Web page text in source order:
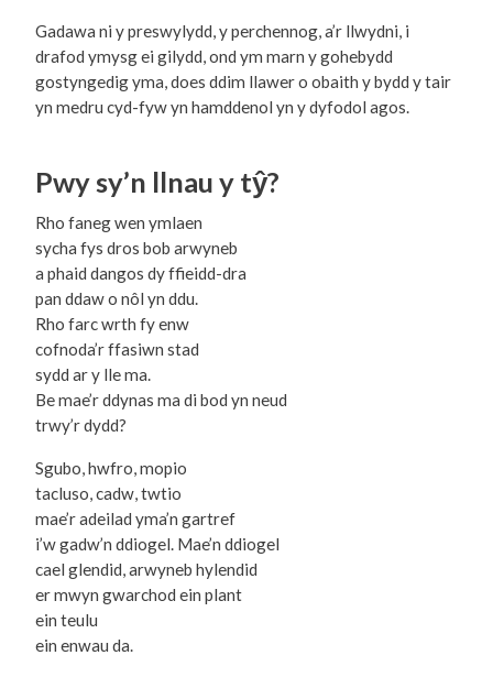
Gadawa ni y preswylydd, y perchennog, a’r llwydni, i
drafod ymysg ei gilydd, ond ym marn y gohebydd
gostyngedig yma, does ddim llawer o obaith y bydd y tair
yn medru cyd-fyw yn hamddenol yn y dyfodol agos.
Pwy sy’n llnau y tŷ?
Rho faneg wen ymlaen
sycha fys dros bob arwyneb
a phaid dangos dy ffieidd-dra
pan ddaw o nôl yn ddu.
Rho farc wrth fy enw
cofnoda’r ffasiwn stad
sydd ar y lle ma.
Be mae’r ddynas ma di bod yn neud
trwy’r dydd?
Sgubo, hwfro, mopio
tacluso, cadw, twtio
mae’r adeilad yma’n gartref
i’w gadw’n ddiogel. Mae’n ddiogel
cael glendid, arwyneb hylendid
er mwyn gwarchod ein plant
ein teulu
ein enwau da.